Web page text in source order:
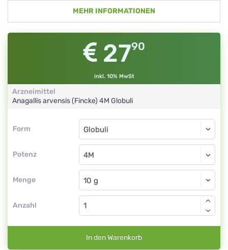
MEHR INFORMATIONEN
2790
inkl. 10% MwSt
Arzneimittel
Anagallis arvensis (Fincke) 4M Globuli
Form
Form
Potenz
Globuli
4M
Menge
Globuli
Anzahl
In den Warenkorb